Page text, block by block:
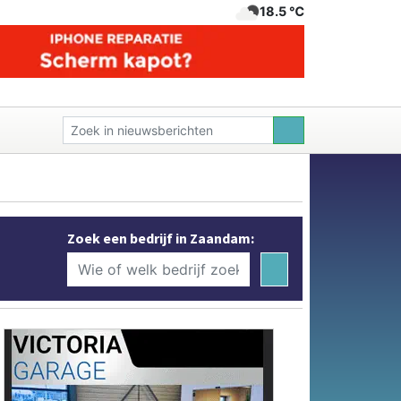
18.5 ℃
Zoek een bedrijf in Zaandam: